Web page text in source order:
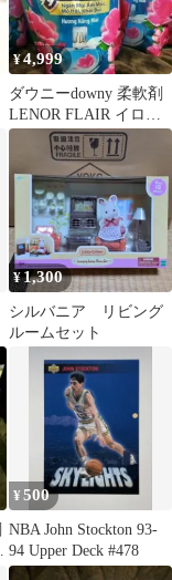
¥4,999
ダウニーdowny 柔軟剤
LENOR FLAIR イロカ
アロマリッチ
¥1,300
シルバニア リビング
ルームセット
¥500
NBA John Stockton 93-
94 Upper Deck #478